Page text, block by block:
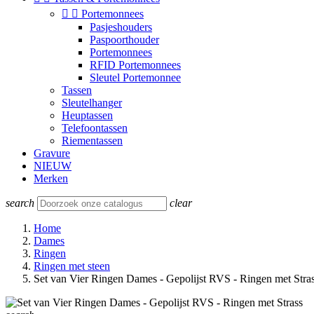
  Portemonnees
Pasjeshouders
Paspoorthouder
Portemonnees
RFID Portemonnees
Sleutel Portemonnee
Tassen
Sleutelhanger
Heuptassen
Telefoontassen
Riementassen
Gravure
NIEUW
Merken
search clear
Home
Dames
Ringen
Ringen met steen
Set van Vier Ringen Dames - Gepolijst RVS - Ringen met